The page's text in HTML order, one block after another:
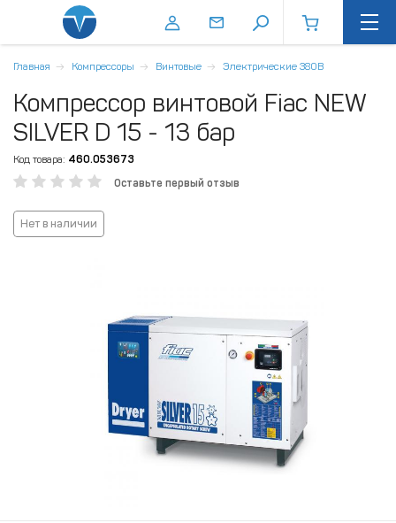
Главная Компрессоры Винтовые Электрические 380В
Компрессор винтовой Fiac NEW
SILVER D 15 - 13 бар
Код товара: 460.053673
Оставьте первый отзыв
Нет в наличии